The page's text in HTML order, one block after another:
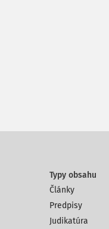
Typy obsahu
Články
Predpisy
Judikatúra